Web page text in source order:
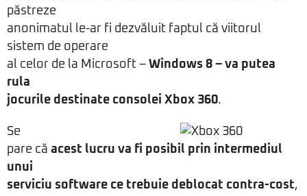
păstreze
anonimatul le-ar fi dezvăluit faptul că viitorul
sistem de operare
al celor de la Microsoft – Windows 8 – va putea
rula
jocurile destinate consolei Xbox 360.
Se
pare că acest lucru va fi posibil prin intermediul
unui
serviciu software ce trebuie deblocat contra-cost,